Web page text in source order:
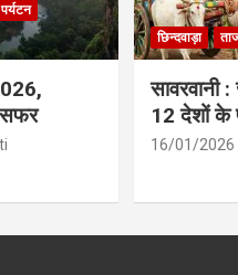
पर्यटन
सफर
छिन्दवाड़ा
सावरवानी
12 देशों के
16/01/2026